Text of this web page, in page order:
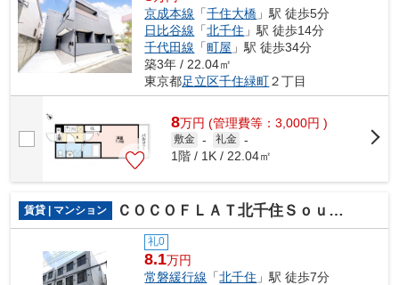
京成本線 「千住大橋 」駅 徒歩5分
日比谷線 「北千住 」駅 徒歩14分
千代田線 「町屋 」駅 徒歩34分
築3年 / 22.04㎡
東京都足立区千住緑町２丁目
8万円 (管理費等：3,000円 )
敷金 - 礼金 -
1階 / 1K / 22.04㎡
賃貸 | マンション ＣＯＣＯＦＬＡＴ北千住Ｓｏｕｔｈ
礼0
8.1万円
常磐緩行線 「北千住 」駅 徒歩7分